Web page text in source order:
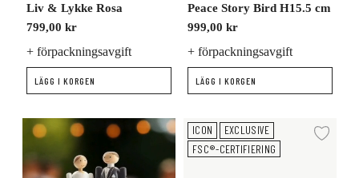
Liv & Lykke Rosa
799,00 kr
+ förpackningsavgift
LÄGG I KORGEN
Peace Story Bird H15.5 cm
999,00 kr
+ förpackningsavgift
LÄGG I KORGEN
You & Me Turturduvor H9 cm 1
ICON
EXCLUSIVE
FSC®-CERTIFIERING